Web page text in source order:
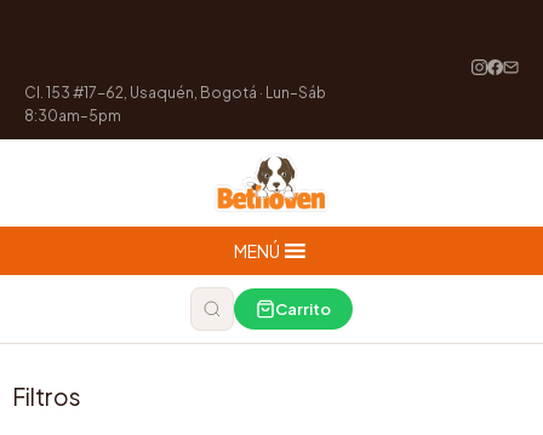
Cl. 153 #17-62, Usaquén, Bogotá · Lun–Sáb
8:30am–5pm
MENÚ
Carrito
Filtros